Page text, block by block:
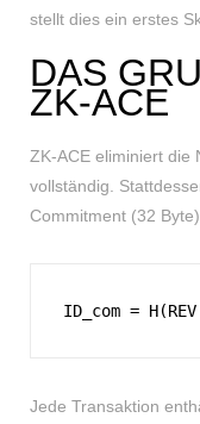
stellt dies ein erstes
DAS
ZK-ACE
ZK-ACE eliminiert die
vollständig.
Commitment (32
ID_com =
Jede Transaktion